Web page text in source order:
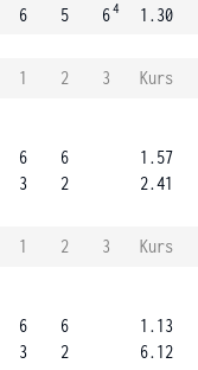
6
5
64
1.30
1 2 3
Kurs
6
3
6
2
1.57
2.41
1 2 3
Kurs
6
3
6
2
1.13
6.12